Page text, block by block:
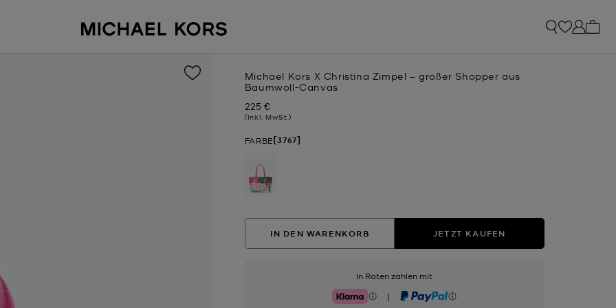
Michael Kors X Christina Zimpel ‒ großer Shopper aus
Baumwoll-Canvas
Jetzt
225 €
(Inkl. MwSt.)
FARBE[3767]
IN DEN WARENKORB JETZT KAUFEN
In Raten zahlen mit
Klarna | PayPal